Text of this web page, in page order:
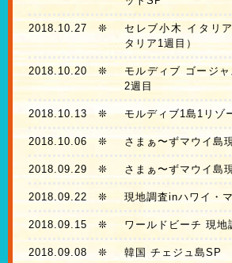
2018.10.27 ❊
セレブ小木 イタリ
タリア1週目）
2018.10.20❊
モルディブ ゴージ
2週目
2018.10.13❊ モルディブ1島1リゾ
2018.10.06 ❊ さまぁ〜ずマウイ島
2018.09.29 ❊ さまぁ〜ずマウイ島
2018.09.22 ❊ 現地調査inハワイ・
2018.09.15 ❊ ワールドビーチ 現地
2018.09.08 ❊ 韓国 チェジュ島SP